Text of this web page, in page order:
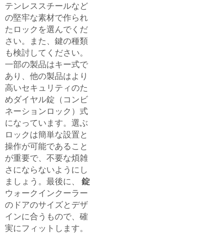
テンレススチールなど
の堅牢な素材で作られ
たロックを選んでくだ
さい。また、鍵の種類
も検討してください。
一部の製品はキー式で
あり、他の製品はより
高いセキュリティのた
めダイヤル錠（コンビ
ネーションロック）式
になっています。選ぶ
ロックは簡単な設置と
操作が可能であること
が重要で、不要な煩雑
さにならないようにし
ましょう。最後に、 錠
ウォークインクーラー
のドアのサイズとデザ
インに合うもので、確
実にフィットします。